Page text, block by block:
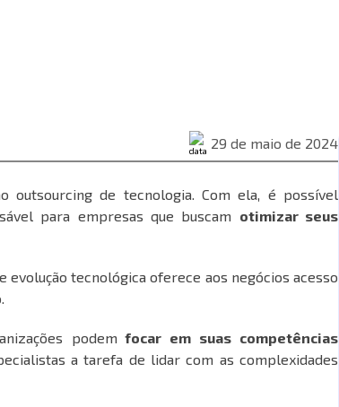
29 de maio de 2024
outsourcing de tecnologia. Com ela, é possível
para empresas que buscam otimizar seus
tecnológica oferece aos negócios acesso
podem focar em suas competências
a tarefa de lidar com as complexidades